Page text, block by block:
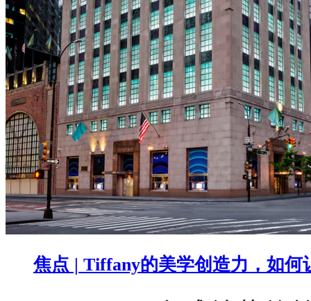
焦点 | Tiffany的美学创造力，如何